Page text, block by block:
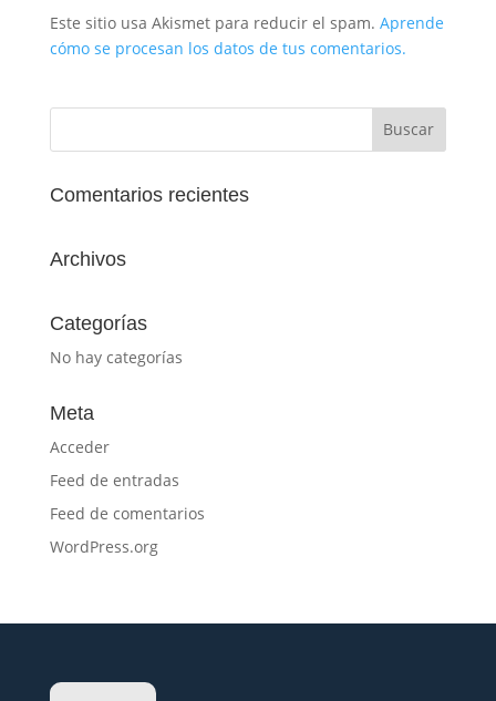
Este sitio usa Akismet para reducir el spam. Aprende
cómo se procesan los datos de tus comentarios.
Comentarios recientes
Archivos
Categorías
No hay categorías
Meta
Acceder
Feed de entradas
Feed de comentarios
WordPress.org